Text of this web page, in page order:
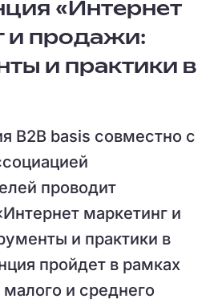
«Интернет
и продажи:
и практики в
B2B basis совместно с
проводит
маркетинг и
и практики в
пройдет в рамках
и среднего